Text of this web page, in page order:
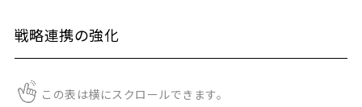
戦略連携の強化
この表は横にスクロールできます。